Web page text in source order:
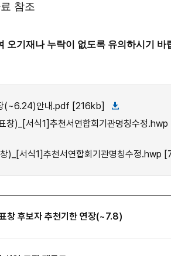
참조
오기재나 누락이 없도록 유의하시기 바
(~6.24)안내.pdf [216kb]
창)_[서식1]추천서연합회기관명칭수정
)_[서식1]추천서연합회기관명칭수정.hwp
후보자 추천기한 연장(~7.8)